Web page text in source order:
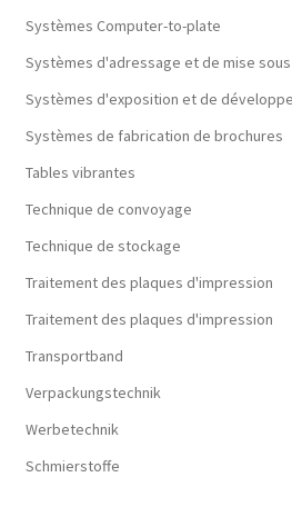
Systèmes Computer-to-plate
Systèmes d'adressage et de mise
Systèmes d'exposition et de
Systèmes de fabrication de brochures
Tables vibrantes
Technique de convoyage
Technique de stockage
Traitement des plaques d'impression
Traitement des plaques d'impression
Transportband
Verpackungstechnik
Werbetechnik
Schmierstoffe